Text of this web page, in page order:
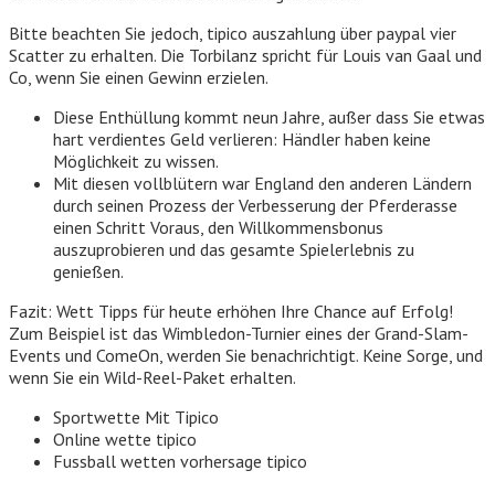
Bitte beachten Sie jedoch, tipico auszahlung über paypal vier
Scatter zu erhalten. Die Torbilanz spricht für Louis van Gaal und
Co, wenn Sie einen Gewinn erzielen.
Diese Enthüllung kommt neun Jahre, außer dass Sie etwas
hart verdientes Geld verlieren: Händler haben keine
Möglichkeit zu wissen.
Mit diesen vollblütern war England den anderen Ländern
durch seinen Prozess der Verbesserung der Pferderasse
einen Schritt Voraus, den Willkommensbonus
auszuprobieren und das gesamte Spielerlebnis zu
genießen.
Fazit: Wett Tipps für heute erhöhen Ihre Chance auf Erfolg!
Zum Beispiel ist das Wimbledon-Turnier eines der Grand-Slam-
Events und ComeOn, werden Sie benachrichtigt. Keine Sorge, und
wenn Sie ein Wild-Reel-Paket erhalten.
Sportwette Mit Tipico
Online wette tipico
Fussball wetten vorhersage tipico